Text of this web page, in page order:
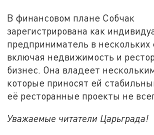
В финансовом плане Собчак
зарегистрирована как
предприниматель в нескольких
включая недвижимость и
бизнес. Она владеет
которые приносят ей
её ресторанные проекты не
Уважаемые читатели Царьграда!